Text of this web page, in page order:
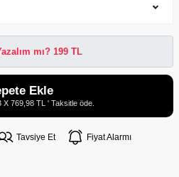
mı? 199 TL
Ekle
X 769,98 TL ' Taksitle öde.
Tavsiye Et Fiyat Alarmı